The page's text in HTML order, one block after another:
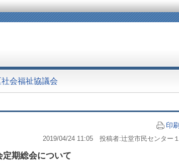
会福祉協議会
印刷
2019/04/24 11:05 投稿者:辻堂市民センター１
定期総会について